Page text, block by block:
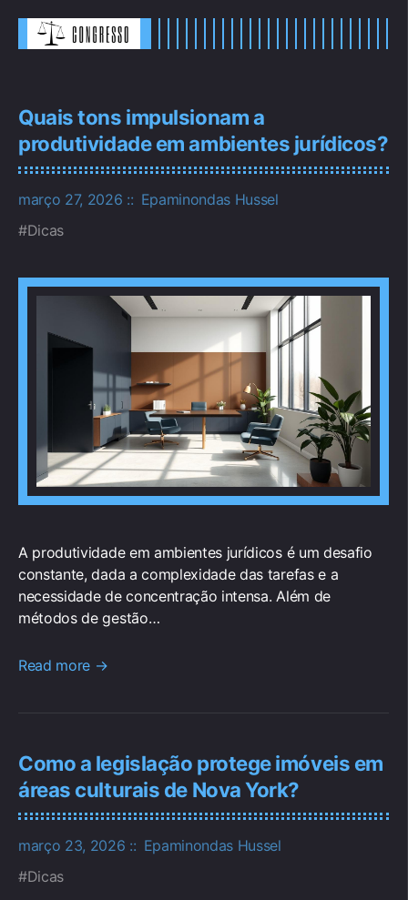
Quais tons impulsionam a
produtividade em ambientes jurídicos?
março 27, 2026
Epaminondas Hussel
Dicas
A produtividade em ambientes jurídicos é um desafio
constante, dada a complexidade das tarefas e a
necessidade de concentração intensa. Além de
métodos de gestão…
Read more →
Como a legislação protege imóveis em
áreas culturais de Nova York?
março 23, 2026
Epaminondas Hussel
Dicas